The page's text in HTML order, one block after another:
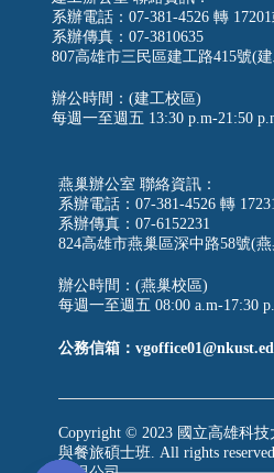
系辦電話：07-381-4526 轉
系辦傳真：07-3810635
807高雄市三民區建工路415號(
辦公時間：(建工校區)
每週一至週五 13:30 p.m-21:50
燕巢辦公室 聯絡資訊：
系辦電話：07-381-4526 轉
系辦傳真：07-6152231
824高雄市燕巢區深中路58號(
辦公時間：(燕巢校區)
每週一至週五 08:00 a.m-17:30
公務信箱：
Copyright © 2023 國立高雄科
與餐旅碩士班. All rights